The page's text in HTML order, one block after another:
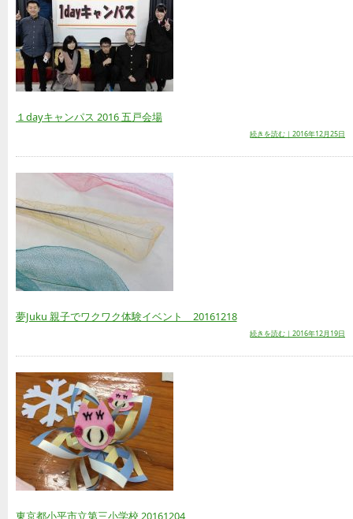
１dayキャンパス 2016 五戸会場
続きを読む｜2016年12月25日
夢Juku 親子でワクワク体験イベント 20161218
続きを読む｜2016年12月19日
東京都小平市立第三小学校 20161204